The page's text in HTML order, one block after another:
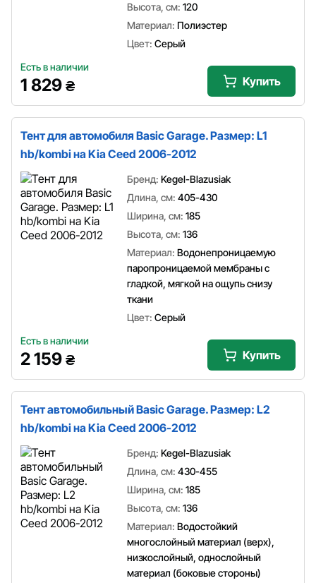
Высота, см: 120
Материал: Полиэстер
Цвет: Серый
Есть в наличии
1 829 ₴ Купить
Тент для автомобиля Basic Garage. Размер: L1
hb/kombi на Kia Ceed 2006-2012
Бренд: Kegel-Blazusiak
Длина, см: 405-430
Ширина, см: 185
Высота, см: 136
Материал: Водонепроницаемую
паропроницаемой мембраны с
гладкой, мягкой на ощупь снизу
ткани
Цвет: Серый
Есть в наличии
2 159 ₴ Купить
Тент автомобильный Basic Garage. Размер: L2
hb/kombi на Kia Ceed 2006-2012
Бренд: Kegel-Blazusiak
Длина, см: 430-455
Ширина, см: 185
Высота, см: 136
Материал: Водостойкий
многослойный материал (верх),
низкослойный, однослойный
материал (боковые стороны)